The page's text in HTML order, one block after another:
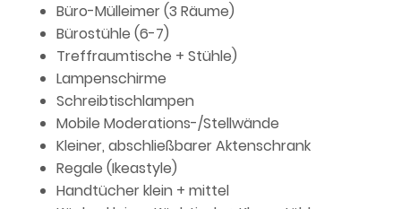
Büro-Mülleimer (3 Räume)
Bürostühle (6-7)
Treffraumtische + Stühle)
Lampenschirme
Schreibtischlampen
Mobile Moderations-/Stellwände
Kleiner, abschließbarer Aktenschrank
Regale (Ikeastyle)
Handtücher klein + mittel